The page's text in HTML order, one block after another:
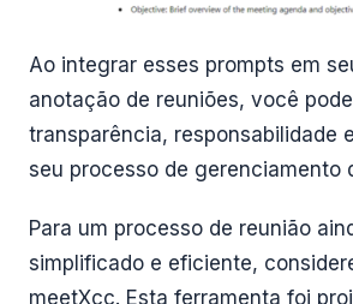
Ao integrar esses prompts em
anotação de reuniões, você
transparência, responsabilidade
seu processo de gerenciamento
Para um processo de reunião
simplificado e eficiente,
meetXcc. Esta ferramenta foi